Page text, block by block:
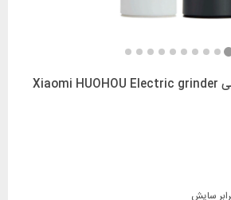
فلفل ساب برقی شیائومی Xiaomi HUOHOU Electric grinder
سایش